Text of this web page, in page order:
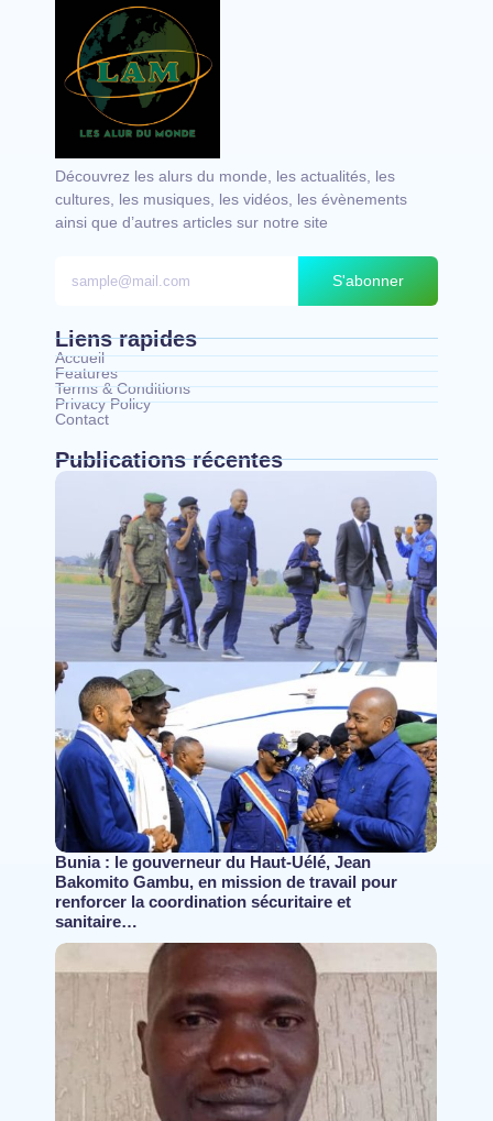
Découvrez les alurs du monde, les actualités, les
cultures, les musiques, les vidéos, les évènements
ainsi que d’autres articles sur notre site
S'abonner
Liens rapides
Accueil
Features
Terms & Conditions
Privacy Policy
Contact
Publications récentes
Bunia : le gouverneur du Haut-Uélé, Jean
Bakomito Gambu, en mission de travail pour
renforcer la coordination sécuritaire et
sanitaire…